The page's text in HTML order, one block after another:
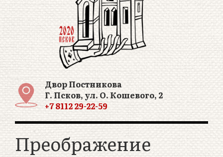
Двор Постникова
Г. Псков, ул. О. Кошевого, 2
+7 8112 29-22-59
Преображение